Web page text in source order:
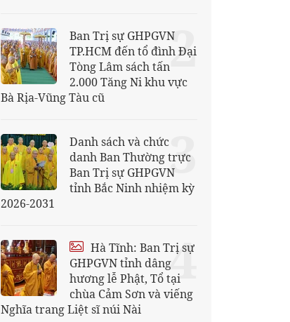
Ban Trị sự GHPGVN
TP.HCM đến tổ đình Đại
Tòng Lâm sách tấn
2.000 Tăng Ni khu vực
Bà Rịa-Vũng Tàu cũ
2
Danh sách và chức
danh Ban Thường trực
Ban Trị sự GHPGVN
tỉnh Bắc Ninh nhiệm kỳ
2026-2031
3
Hà Tĩnh: Ban Trị sự
GHPGVN tỉnh dâng
hương lễ Phật, Tổ tại
chùa Cảm Sơn và viếng
Nghĩa trang Liệt sĩ núi Nài
4